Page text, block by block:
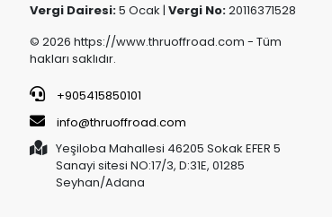
Vergi Dairesi:5 Ocak | Vergi No:20116371528
© 2026 https://www.thruoffroad.com - Tüm
hakları saklıdır.
+905415850101
info@thruoffroad.com
Yeşiloba Mahallesi 46205 Sokak EFER 5
Sanayi sitesi NO:17/3, D:31E, 01285
Seyhan/Adana